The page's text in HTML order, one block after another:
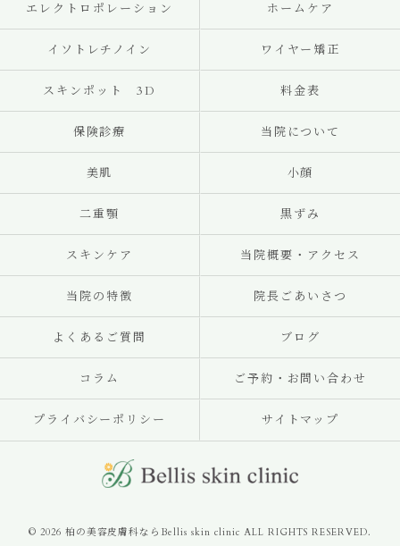
エレクトロポレーション ホームケア
イソトレチノイン ワイヤー矯正
スキンポット 3D 料金表
保険診療 当院について
美肌 小顔
二重顎 黒ずみ
スキンケア 当院概要・アクセス
当院の特徴 院長ごあいさつ
よくあるご質問 ブログ
コラム ご予約・お問い合わせ
プライバシーポリシー サイトマップ
© 2026 柏の美容皮膚科ならBellis skin clinic ALL RIGHTS RESERVED.